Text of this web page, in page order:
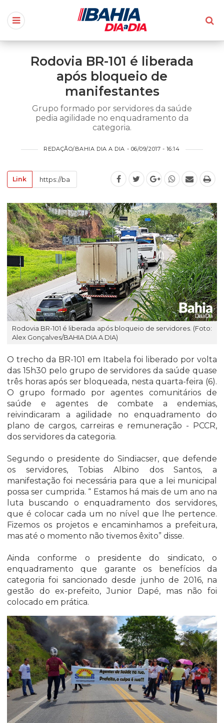
Rodovia BR-101 é liberada
após bloqueio de
manifestantes
Grupo formado por servidores da saúde
pedia agilidade no enquadramento da
categoria.
REDAÇÃO/BAHIA DIA A DIA - 06/09/2017 - 16:14
Link
Rodovia BR-101 é liberada após bloqueio de servidores. (Foto:
Alex Gonçalves/BAHIA DIA A DIA)
O trecho da BR-101 em Itabela foi liberado por volta
das 15h30 pelo grupo de servidores da saúde quase
três horas após ser bloqueada, nesta quarta-feira (6).
O grupo formado por agentes comunitários de
saúde e agentes de combate a endemias,
reivindicaram a agilidade no enquadramento do
plano de cargos, carreiras e remuneração - PCCR,
dos servidores da categoria.
Segundo o presidente do Sindiacser, que defende
os servidores, Tobias Albino dos Santos, a
manifestação foi necessária para que a lei municipal
possa ser cumprida. “ Estamos há mais de um ano na
luta buscando o enquadramento dos servidores,
que é colocar cada um no nível que lhe pertence.
Fizemos os projetos e encaminhamos a prefeitura,
mas até o momento não tivemos êxito” disse.
Ainda conforme o presidente do sindicato, o
enquadramento que garante os benefícios da
categoria foi sancionado desde junho de 2016, na
gestão do ex-prefeito, Junior Dapé, mas não foi
colocado em prática.